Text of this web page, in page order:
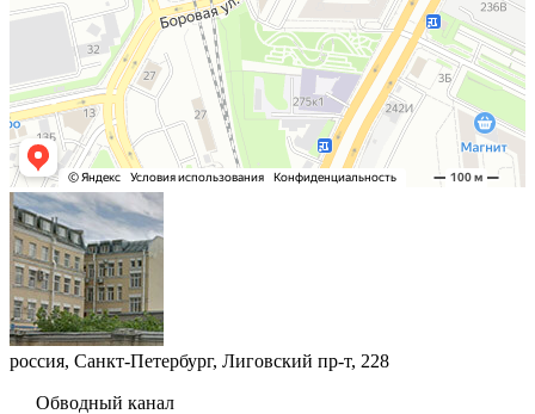
россия, Санкт-Петербург, Лиговский пр-т, 228
Обводный канал